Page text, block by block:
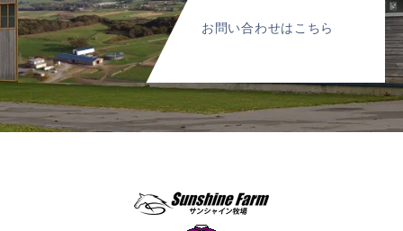
お問い合わせはこちら